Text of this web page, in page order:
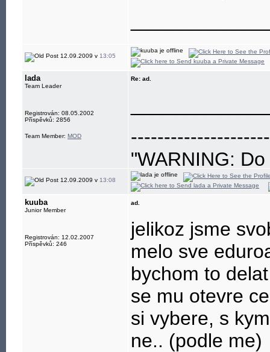
12.09.2009 v 13:05
lada
Team Leader
Registrován: 08.05.2002
Příspěvků: 2856
Team Member: MOD
Re: ad.
"WARNING:
eye"
12.09.2009 v 13:08
kuuba
Junior Member
Registrován: 12.02.2007
Příspěvků: 246
ad.
jelikoz jsme
melo sve
bychom to
se mu otevre
si vybere, s
ne.. (podle me)